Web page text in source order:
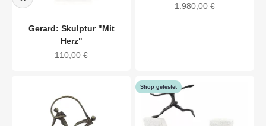
Gerard: Skulptur "Mit
Herz"
Angebot
110,00 €
Angebot
1.980,00 €
Shop getestet